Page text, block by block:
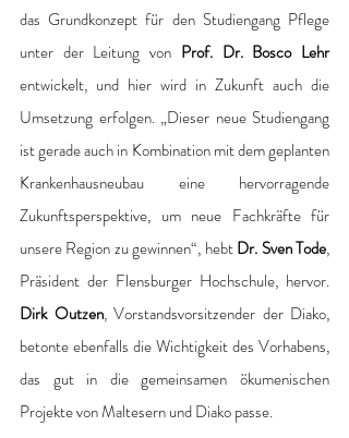
das Grundkonzept für den Studiengang Pflege
unter der Leitung von
Prof. Dr. Bosco Lehr
entwickelt, und hier wird in Zukunft auch die
Umsetzung erfolgen. „Dieser neue Studiengang
ist gerade auch in Kombination mit dem geplanten
Krankenhausneubau eine hervorragende
Zukunftsperspektive, um neue Fachkräfte für
unsere Region zu gewinnen“, hebt Dr. Sven Tode,
Dirk Outzen, Vorstandsvorsitzender der Diako,
betonte ebenfalls die Wichtigkeit des Vorhabens,
das gut in die gemeinsamen ökumenischen
Projekte von Maltesern und Diako passe.